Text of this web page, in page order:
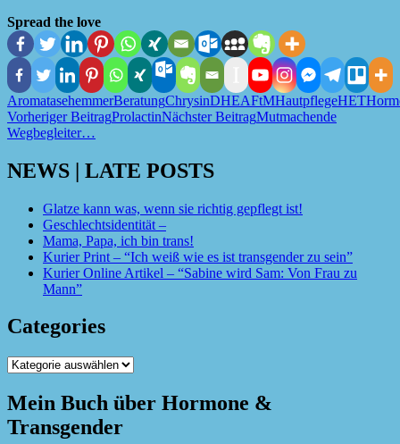
Spread the love
AromatasehemmerBeratungChrysinDHEAFtMHautpflegeHET
Beitragsnavigation
Vorheriger BeitragProlactinNächster BeitragMutmachende
Wegbegleiter…
NEWS | LATE POSTS
Glatze kann was, wenn sie richtig gepflegt ist!
Geschlechtsidentität –
Mama, Papa, ich bin trans!
Kurier Print – “Ich weiß wie es ist transgender zu sein”
Kurier Online Artikel – “Sabine wird Sam: Von Frau zu
Mann”
Categories
Categories
Mein Buch über Hormone &
Transgender